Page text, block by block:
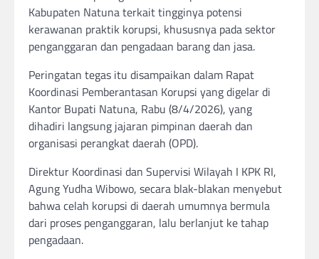
Kabupaten Natuna terkait tingginya potensi
kerawanan praktik korupsi, khususnya pada sektor
penganggaran dan pengadaan barang dan jasa.
Peringatan tegas itu disampaikan dalam Rapat
Koordinasi Pemberantasan Korupsi yang digelar di
Kantor Bupati Natuna, Rabu (8/4/2026), yang
dihadiri langsung jajaran pimpinan daerah dan
organisasi perangkat daerah (OPD).
Direktur Koordinasi dan Supervisi Wilayah I KPK RI,
Agung Yudha Wibowo, secara blak-blakan menyebut
bahwa celah korupsi di daerah umumnya bermula
dari proses penganggaran, lalu berlanjut ke tahap
pengadaan.